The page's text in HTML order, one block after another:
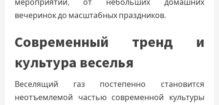
вечеринок до масштабных праздников.
Современный тренд и
культура веселья
Веселящий газ постепенно становится
неотъемлемой частью современной культуры